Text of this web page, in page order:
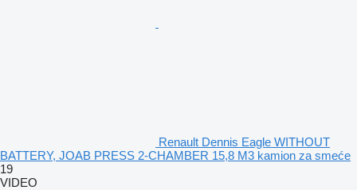
Renault Dennis Eagle WITHOUT
BATTERY, JOAB PRESS 2-CHAMBER 15,8 M3 kamion za smeće
19
VIDEO